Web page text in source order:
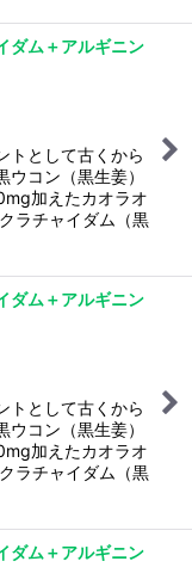
ダム＋アルギニン
トとして古くから
コン（黒生姜）
加えたカオラオ
ラチャイダム（黒
ダム＋アルギニン
トとして古くから
コン（黒生姜）
加えたカオラオ
ラチャイダム（黒
ダム＋アルギニン